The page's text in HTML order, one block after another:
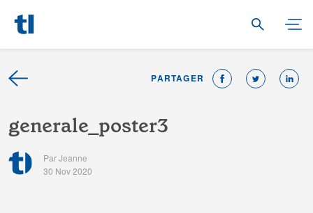
PARTAGER
generale poster3
Par Jeanne
30 Nov 2020